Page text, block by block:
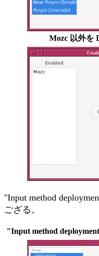
Mozc 以外を
"Input method
ござる。
"Input method